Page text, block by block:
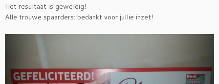
Het resultaat is geweldig!
Alle trouwe spaarders: bedankt voor jullie inzet!